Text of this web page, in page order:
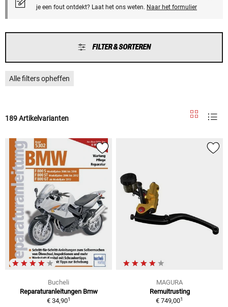
je een fout ontdekt? Laat het ons weten. Naar het formulier
FILTER & SORTEREN
Alle filters opheffen
189 Artikelvarianten
Bucheli
Reparaturanleitungen Bmw
€ 34,901
MAGURA
Remuitrusting
€ 749,001